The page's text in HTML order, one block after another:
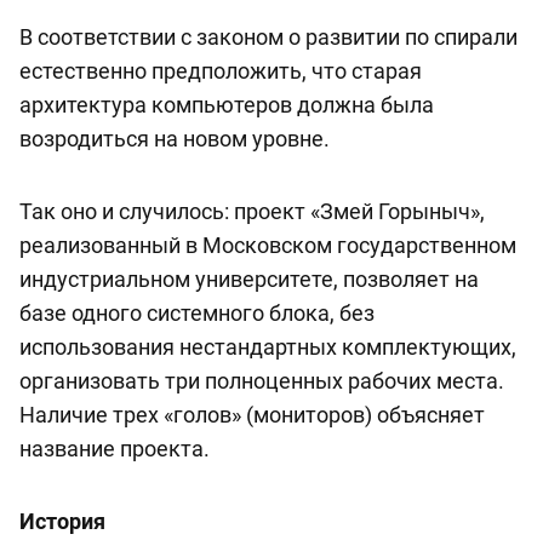
В соответствии с законом о развитии по спирали
естественно предположить, что старая
архитектура компьютеров должна была
возродиться на новом уровне.
Так оно и случилось: проект «Змей Горыныч»,
реализованный в Московском государственном
индустриальном университете, позволяет на
базе одного системного блока, без
использования нестандартных комплектующих,
организовать три полноценных рабочих места.
Наличие трех «голов» (мониторов) объясняет
название проекта.
История